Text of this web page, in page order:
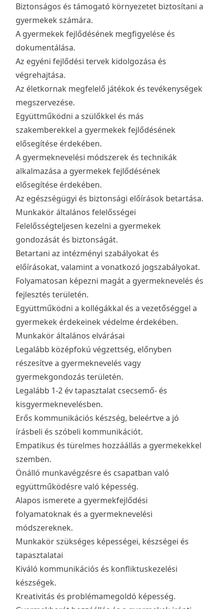
Biztonságos és támogató környezetet biztosítani a
gyermekek számára.
A gyermekek fejlődésének megfigyelése és
dokumentálása.
Az egyéni fejlődési tervek kidolgozása és
végrehajtása.
Az életkornak megfelelő játékok és tevékenységek
megszervezése.
Együttműködni a szülőkkel és más
szakemberekkel a gyermekek fejlődésének
elősegítése érdekében.
A gyermeknevelési módszerek és technikák
alkalmazása a gyermekek fejlődésének
elősegítése érdekében.
Az egészségügyi és biztonsági előírások betartása.
Munkakör általános felelősségei
Felelősségteljesen kezelni a gyermekek
gondozását és biztonságát.
Betartani az intézményi szabályokat és
előírásokat, valamint a vonatkozó jogszabályokat.
Folyamatosan képezni magát a gyermeknevelés és
fejlesztés területén.
Együttműködni a kollégákkal és a vezetőséggel a
gyermekek érdekeinek védelme érdekében.
Munkakör általános elvárásai
Legalább középfokú végzettség, előnyben
részesítve a gyermeknevelés vagy
gyermekgondozás területén.
Legalább 1-2 év tapasztalat csecsemő- és
kisgyermeknevelésben.
Erős kommunikációs készség, beleértve a jó
írásbeli és szóbeli kommunikációt.
Empatikus és türelmes hozzáállás a gyermekekkel
szemben.
Önálló munkavégzésre és csapatban való
együttműködésre való képesség.
Alapos ismerete a gyermekfejlődési
folyamatoknak és a gyermeknevelési
módszereknek.
Munkakör szükséges képességei, készségei és
tapasztalatai
Kiváló kommunikációs és konfliktuskezelési
készségek.
Kreativitás és problémamegoldó képesség.